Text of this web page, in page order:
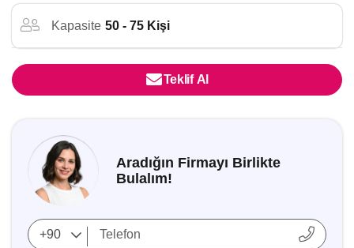
Kapasite 50 - 75 Kişi
Teklif Al
Aradığın Firmayı Birlikte
Bulalım!